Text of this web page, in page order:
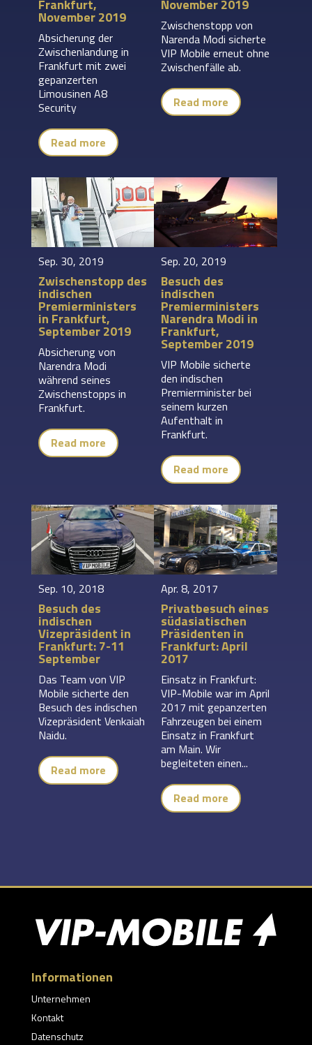
Frankfurt,
November 2019
Absicherung der
Zwischenlandung in
Frankfurt mit zwei
gepanzerten
Limousinen A8
Security
Read more
November 2019
Zwischenstopp von
Narenda Modi sicherte
VIP Mobile erneut ohne
Zwischenfälle ab.
Read more
Sep. 30, 2019
Zwischenstopp des
indischen
Premierministers
in Frankfurt,
September 2019
Absicherung von
Narendra Modi
während seines
Zwischenstopps in
Frankfurt.
Read more
Sep. 20, 2019
Besuch des
indischen
Premierministers
Narendra Modi in
Frankfurt,
September 2019
VIP Mobile sicherte
den indischen
Premierminister bei
seinem kurzen
Aufenthalt in
Frankfurt.
Read more
Sep. 10, 2018
Besuch des
indischen
Vizepräsident in
Frankfurt: 7-11
September
Das Team von VIP
Mobile sicherte den
Besuch des indischen
Vizepräsident Venkaiah
Naidu.
Read more
Apr. 8, 2017
Privatbesuch eines
südasiatischen
Präsidenten in
Frankfurt: April
2017
Einsatz in Frankfurt:
VIP-Mobile war im April
2017 mit gepanzerten
Fahrzeugen bei einem
Einsatz in Frankfurt
am Main. Wir
begleiteten einen...
Read more
Informationen
Unternehmen
Kontakt
Datenschutz